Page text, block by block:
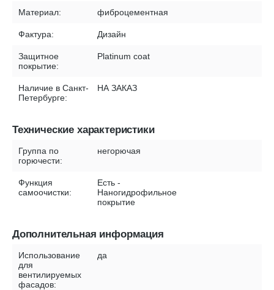
Материал: фиброцементная
Фактура: Дизайн
Защитное
покрытие:
Platinum coat
Наличие в Санкт-
Петербурге:
НА ЗАКАЗ
Технические характеристики
Группа по
горючести:
негорючая
Функция
самоочистки:
Есть -
Наногидрофильное
покрытие
Дополнительная информация
Использование
для
вентилируемых
фасадов:
да